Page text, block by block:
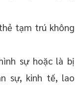
tạm trú không
sự hoặc là bị
sự, kinh tế, lao